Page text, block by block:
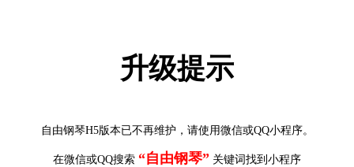
升级提示
自由钢琴H5版本已不再维护，请使用微信或QQ小程序。
在微信或QQ搜索 “自由钢琴” 关键词找到小程序